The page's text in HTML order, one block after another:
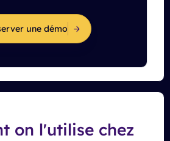
une démo
on l'utilise chez